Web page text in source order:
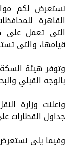
نستعرض لكم
التى تعمل على
قيامها، والتى
وتوفر هيئة
بالوجه القبلي
وأعلنت وزارة
جداول القطارات
وفيما يلى